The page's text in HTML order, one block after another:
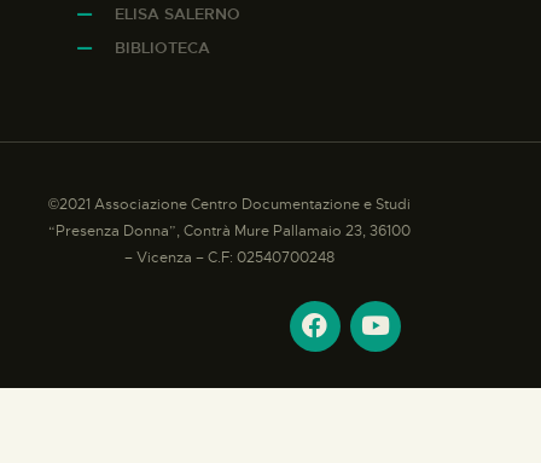
ELISA SALERNO
BIBLIOTECA
©2021 Associazione Centro Documentazione e Studi
“Presenza Donna”, Contrà Mure Pallamaio 23, 36100
– Vicenza – C.F: 02540700248